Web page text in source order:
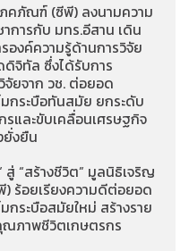
คภัณฑ์ (ซีพี) ลงนามความ
การกับ มทร.อีสาน เดิน
องค์ความรู้ด้านการวิจัย
ดิจิทัล ซึ่งได้รับการ
ยจาก วช. ต่อยอด
มกระบือทันสมัย ยกระดับ
รและขับเคลื่อนเศรษฐกิจ
ยั่งยืน
สู่ “สร้างชีวิต” มูลนิธิเจริญ
ร้อยเรียงความดีต่อยอด
กระบือสมัยใหม่ สร้างราย
ณภาพชีวิตเกษตรกร